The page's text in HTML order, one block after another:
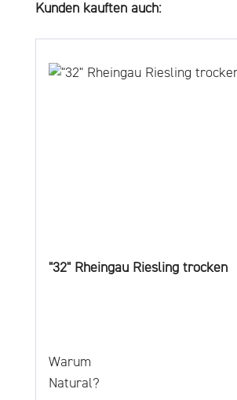
Produktgalerie überspringen
Kunden kauften auch:
"32" Rheingau Riesling trocken
Warum